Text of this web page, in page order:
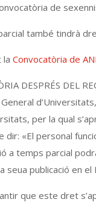
de
també tindrà
laConvocatòria de
DESPRÉS DEL
per la qual
dir: «El personal
a temps parcial
publicació en el
que este dret